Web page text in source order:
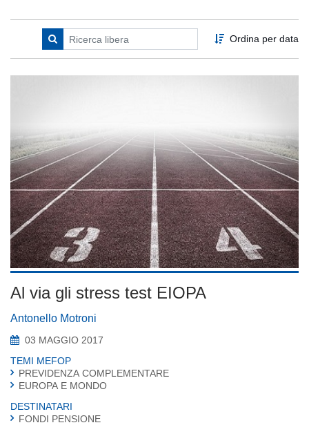
Ordina per data
Al via gli stress test EIOPA
Antonello Motroni
03 MAGGIO 2017
TEMI MEFOP
PREVIDENZA COMPLEMENTARE
EUROPA E MONDO
DESTINATARI
FONDI PENSIONE